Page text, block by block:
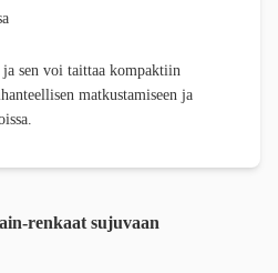
sen voi taittaa kompaktiin
matkustamiseen ja
renkaat sujuvaan